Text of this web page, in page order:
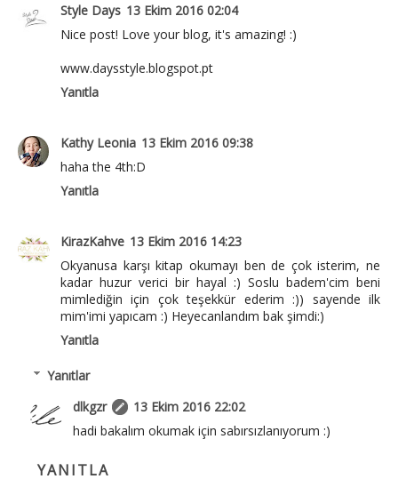
Style Days 13 Ekim 2016 02:04
Nice post! Love your blog, it's amazing! :)
www.daysstyle.blogspot.pt
Yanıtla
Kathy Leonia 13 Ekim 2016 09:38
haha the 4th:D
Yanıtla
KirazKahve 13 Ekim 2016 14:23
Okyanusa karşı kitap okumayı ben de çok isterim, ne
kadar huzur verici bir hayal :) Soslu badem'cim beni
mimlediğin için çok teşekkür ederim :)) sayende ilk
mim'imi yapıcam :) Heyecanlandım bak şimdi:)
Yanıtla
Yanıtlar
dlkgzr
13 Ekim 2016 22:02
hadi bakalım okumak için sabırsızlanıyorum :)
YANITLA